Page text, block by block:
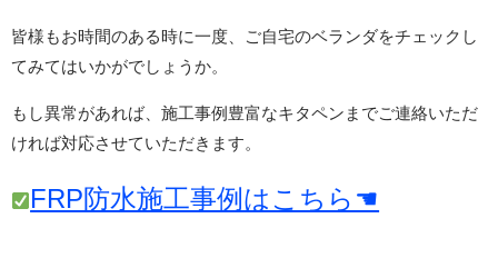
皆様もお時間のある時に一度、ご自宅のベランダをチェックし
てみてはいかがでしょうか。
もし異常があれば、施工事例豊富なキタペンまでご連絡いただ
ければ対応させていただきます。
FRP防水施工事例はこちら☚